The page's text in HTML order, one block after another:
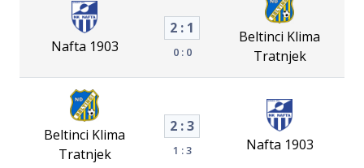
Nafta 1903
2 : 1
0 : 0
Beltinci Klima
Tratnjek
Beltinci Klima
Tratnjek
2 : 3
1 : 3 Nafta 1903